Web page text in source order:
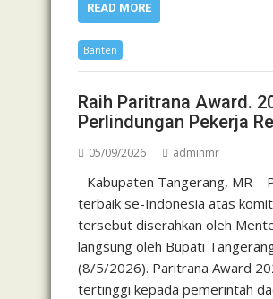
READ MORE
Banten
Raih Paritrana Award.
Perlindungan Pekerja
05/09/2026 adminmr
Kabupaten Tangerang, MR –
terbaik se-Indonesia atas
tersebut diserahkan oleh
langsung oleh Bupati
(8/5/2026). Paritrana Award
tertinggi kepada pemerintah